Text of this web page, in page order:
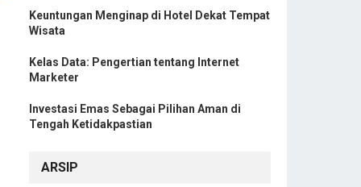
Keuntungan Menginap di Hotel Dekat Tempat
Wisata
Kelas Data: Pengertian tentang Internet
Marketer
Investasi Emas Sebagai Pilihan Aman di
Tengah Ketidakpastian
ARSIP